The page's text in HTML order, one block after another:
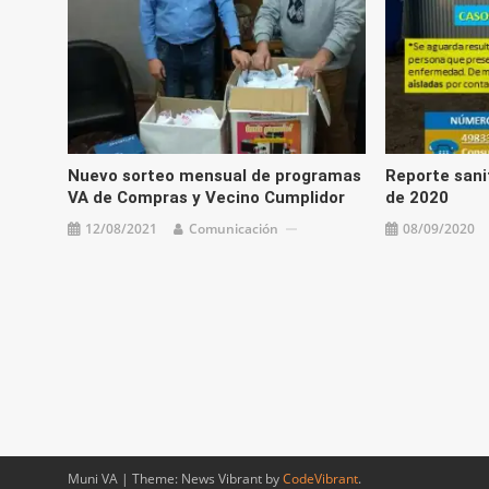
Nuevo sorteo mensual de programas
VA de Compras y Vecino Cumplidor
12/08/2021 Comunicación
Reporte
de 2020
08/09/2020
Muni VA | Theme: News Vibrant byCodeVibrant.